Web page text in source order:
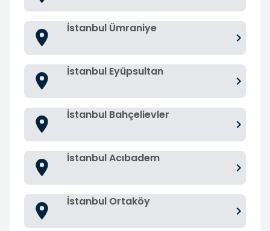
İstanbul Ümraniye
İstanbul Eyüpsultan
İstanbul Bahçelievler
İstanbul Acıbadem
İstanbul Ortaköy